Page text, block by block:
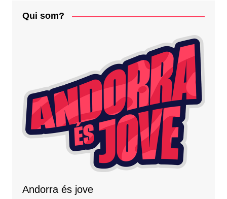
Qui som?
Andorra és jove